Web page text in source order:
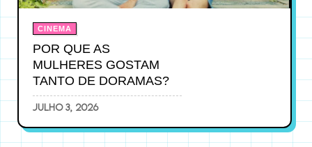
CINEMA
POR QUE AS
MULHERES GOSTAM
TANTO DE DORAMAS?
julho 3, 2026